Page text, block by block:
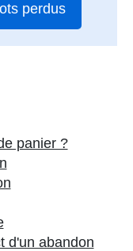
perdus
panier ?
d'un abandon